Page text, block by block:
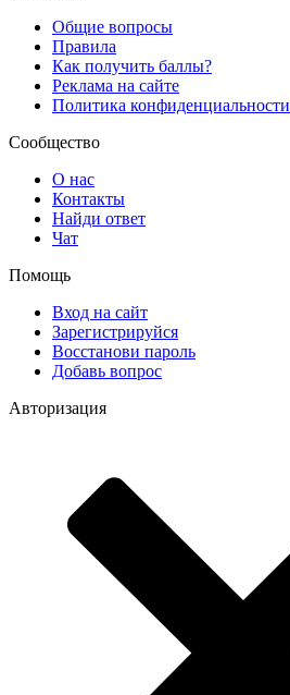
Общие вопросы
Правила
Как получить баллы?
Реклама на сайте
Политика конфиденциальности
Сообщество
О нас
Контакты
Найди ответ
Чат
Помощь
Вход на сайт
Зарегистрируйся
Восстанови пароль
Добавь вопрос
Авторизация